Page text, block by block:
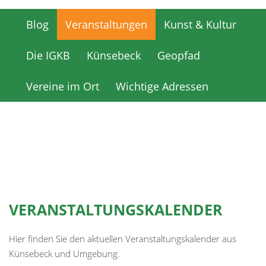
Blog Veranstaltungen Kunst & Kultur
Die IGKB Künsebeck Geopfad
Vereine im Ort Wichtige Adressen
VERANSTALTUNGSKALENDER
Hier finden Sie den aktuellen Veranstaltungskalender aus
Künsebeck und Umgebung.